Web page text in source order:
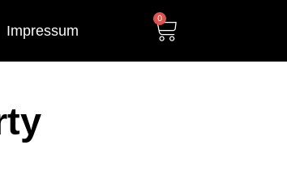
Impressum
0